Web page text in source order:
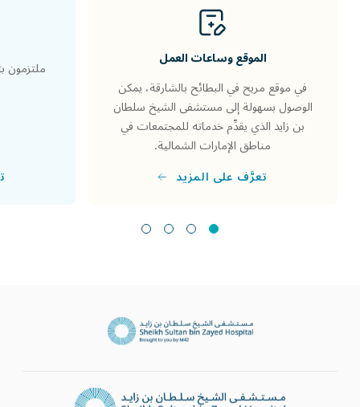
الموقع وساعات العمل
في موقع مريح في البطائح بالشارقة، يمكن
الوصول بسهولة إلى مستشفى الشيخ سلطان
بن زايد الذي يقدِّم خدماته للمجتمعات في
مناطق الإمارات الشمالية.
تعرَّف على المزيد
ملتزمون